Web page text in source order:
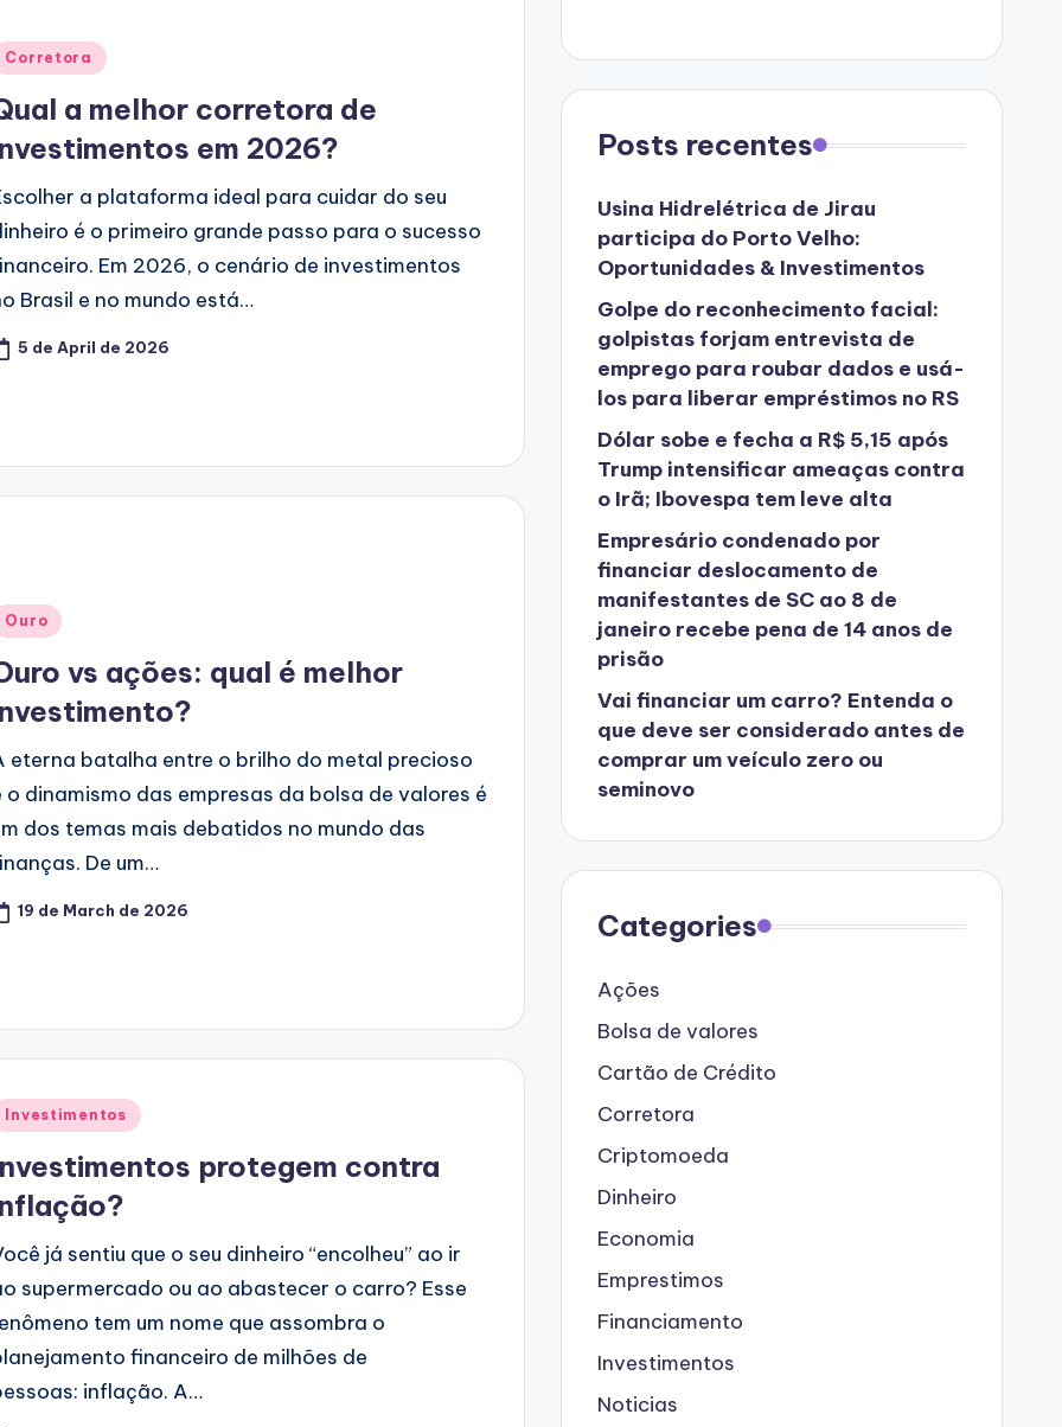
Corretora
a melhor corretora de
em 2026?
a plataforma ideal para cuidar do seu
é o primeiro grande passo para o sucesso
Em 2026, o cenário de investimentos
Brasil e no mundo está…
5 de April de 2026
Ouro
vs ações: qual é melhor
eterna batalha entre o brilho do metal precioso
o dinamismo das empresas da bolsa de valores é
dos temas mais debatidos no mundo das
De um…
19 de March de 2026
Investimentos
protegem contra
já sentiu que o seu dinheiro “encolheu” ao ir
supermercado ou ao abastecer o carro? Esse
tem um nome que assombra o
financeiro de milhões de
inflação. A…
Posts recentes
Usina Hidrelétrica de Jirau
participa do Porto Velho:
Oportunidades & Investimentos
Golpe do reconhecimento facial:
golpistas forjam entrevista de
emprego para roubar dados e usá-
los para liberar empréstimos no RS
Dólar sobe e fecha a R$ 5,15 após
Trump intensificar ameaças contra
o Irã; Ibovespa tem leve alta
Empresário condenado por
financiar deslocamento de
manifestantes de SC ao 8 de
janeiro recebe pena de 14 anos de
prisão
Vai financiar um carro? Entenda o
que deve ser considerado antes de
comprar um veículo zero ou
seminovo
Categories
Ações
Bolsa de valores
Cartão de Crédito
Corretora
Criptomoeda
Dinheiro
Economia
Emprestimos
Financiamento
Investimentos
Noticias